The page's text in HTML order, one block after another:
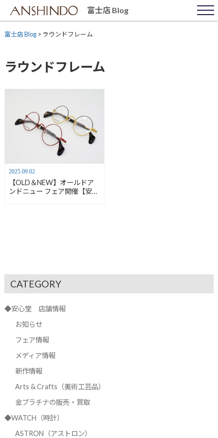
content
富士店 Blog
富士店 Blog> ラウンドフレーム
ラウンドフレーム
2025.09.02
【OLD＆NEW】オールドア
ンドニュー フェア開催【安心
CATEGORY
◆安心堂 店舗情報
お知らせ
フェア情報
メディア情報
新作情報
Arts & Crafts（美術工芸品）
金プラチナの販売・買取
◆WATCH（時計）
ASTRON（アストロン）